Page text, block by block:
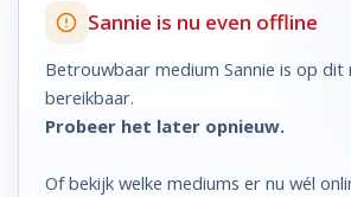
Sannie is nu even offline
Betrouwbaar medium Sannie is op
bereikbaar.
Probeer het later opnieuw.
Of bekijk welke mediums er nu wél